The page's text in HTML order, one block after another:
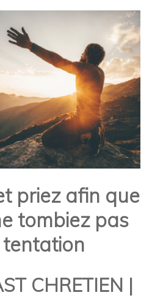
priez afin que
tombiez pas
tentation
CHRETIEN |